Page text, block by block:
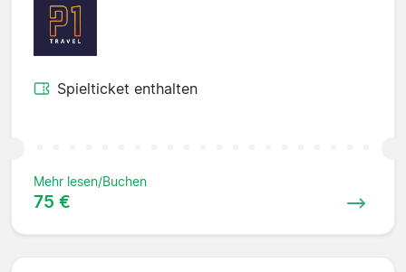
Spielticket enthalten
Mehr lesen/Buchen
75 €